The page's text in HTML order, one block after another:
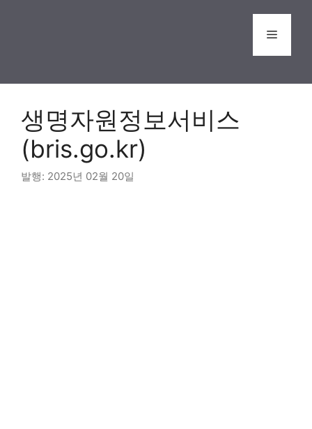
Menu
생명자원정보서비스
(bris.go.kr)
2025년 02월 20일